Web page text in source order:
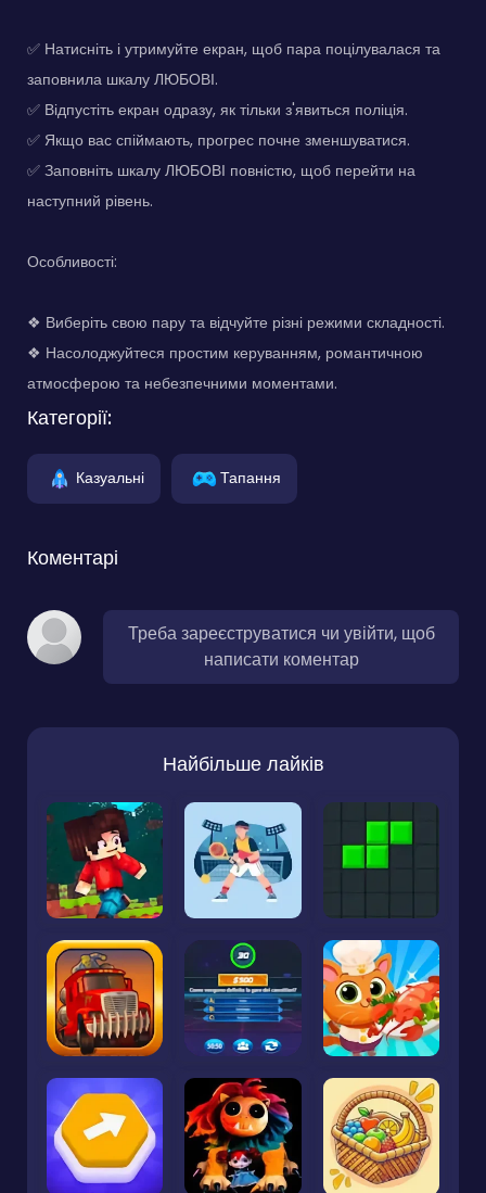
✅ Натисніть і утримуйте екран, щоб пара поцілувалася та
заповнила шкалу ЛЮБОВІ.
✅ Відпустіть екран одразу, як тільки з'явиться поліція.
✅ Якщо вас спіймають, прогрес почне зменшуватися.
✅ Заповніть шкалу ЛЮБОВІ повністю, щоб перейти на
наступний рівень.
Особливості:
❖ Виберіть свою пару та відчуйте різні режими складності.
❖ Насолоджуйтеся простим керуванням, романтичною
атмосферою та небезпечними моментами.
Категорії:
Казуальні Тапання
Коментарі
Треба зареєструватися чи увійти, щоб
написати коментар
Найбільше лайків